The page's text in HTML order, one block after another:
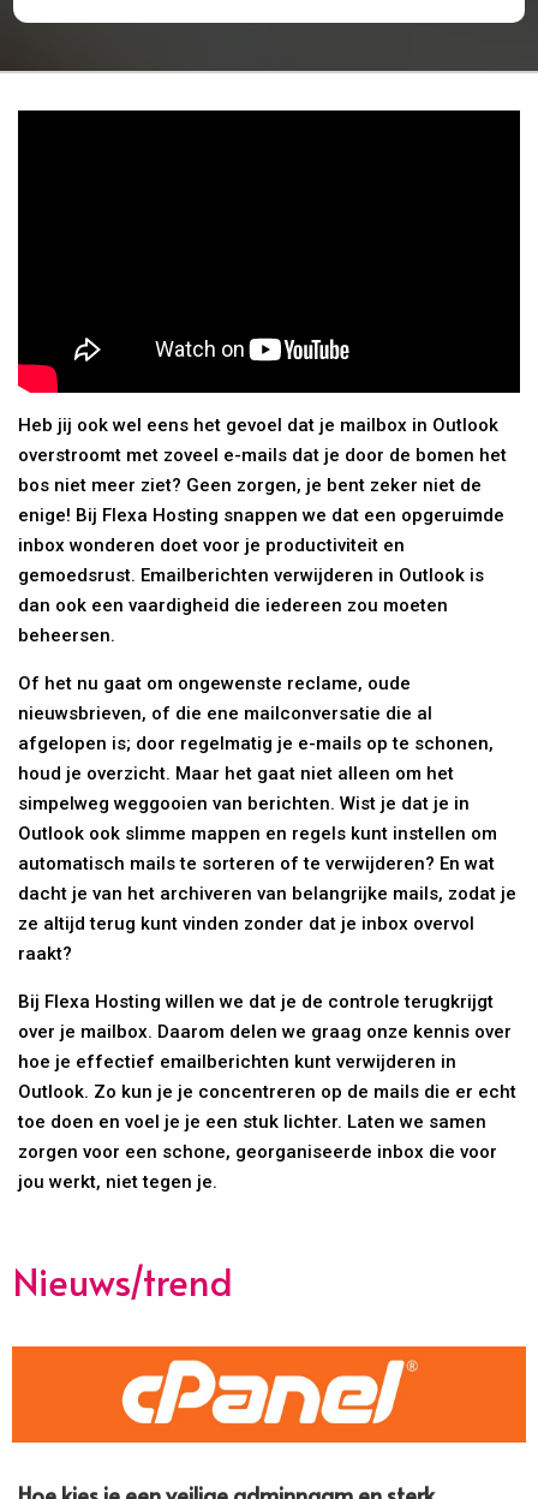
Heb jij ook wel eens het gevoel dat je mailbox in Outlook
overstroomt met zoveel e-mails dat je door de bomen het
bos niet meer ziet? Geen zorgen, je bent zeker niet de
enige! Bij Flexa Hosting snappen we dat een opgeruimde
inbox wonderen doet voor je productiviteit en
gemoedsrust. Emailberichten verwijderen in Outlook is
dan ook een vaardigheid die iedereen zou moeten
beheersen.
Of het nu gaat om ongewenste reclame, oude
nieuwsbrieven, of die ene mailconversatie die al
afgelopen is; door regelmatig je e-mails op te schonen,
houd je overzicht. Maar het gaat niet alleen om het
simpelweg weggooien van berichten. Wist je dat je in
Outlook ook slimme mappen en regels kunt instellen om
automatisch mails te sorteren of te verwijderen? En wat
dacht je van het archiveren van belangrijke mails, zodat je
ze altijd terug kunt vinden zonder dat je inbox overvol
raakt?
Bij Flexa Hosting willen we dat je de controle terugkrijgt
over je mailbox. Daarom delen we graag onze kennis over
hoe je effectief emailberichten kunt verwijderen in
Outlook. Zo kun je je concentreren op de mails die er echt
toe doen en voel je je een stuk lichter. Laten we samen
zorgen voor een schone, georganiseerde inbox die voor
jou werkt, niet tegen je.
Nieuws/trend